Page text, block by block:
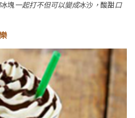
塊一起打不但可以變成冰沙，酸甜口